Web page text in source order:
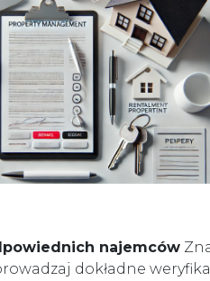
najemców
dokładne